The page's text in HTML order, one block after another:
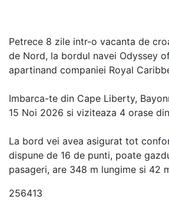
Petrece 8 zile intr-o vacanta de
de Nord, la bordul navei Odyssey
apartinand companiei Royal
Imbarca-te din Cape Liberty,
15 Noi 2026 si viziteaza 4 orase
La bord vei avea asigurat tot
dispune de 16 de punti, poate
pasageri, are 348 m lungime si 42
256413